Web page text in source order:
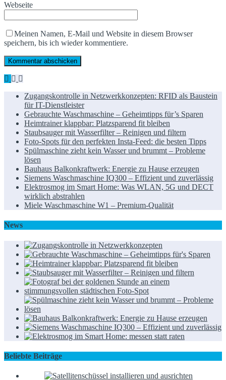
Webseite
Meinen Namen, E-Mail und Website in diesem Browser
speichern, bis ich wieder kommentiere.
Zugangskontrolle in Netzwerkkonzepten: RFID als Baustein
für IT-Dienstleister
Gebrauchte Waschmaschine – Geheimtipps für’s Sparen
Heimtrainer klappbar: Platzsparend fit bleiben
Staubsauger mit Wasserfilter – Reinigen und filtern
Foto-Spots für den perfekten Insta-Feed: die besten Tipps
Spülmaschine zieht kein Wasser und brummt – Probleme
lösen
Bauhaus Balkonkraftwerk: Energie zu Hause erzeugen
Siemens Waschmaschine IQ300 – Effizient und zuverlässig
Elektrosmog im Smart Home: Was WLAN, 5G und DECT
wirklich abstrahlen
Miele Waschmaschine W1 – Premium-Qualität
News
Beliebte Beiträge